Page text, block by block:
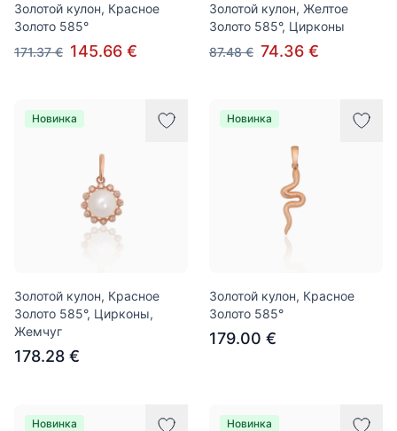
Золотой кулон, Красное
Золото 585°
171.37 € 145.66 €
Золотой кулон, Желтое
Золото 585°, Цирконы
87.48 € 74.36 €
Новинка
Золотой кулон, Красное
Золото 585°, Цирконы,
Жемчуг
178.28 €
Новинка
Золотой кулон, Красное
Золото 585°
179.00 €
Новинка Новинка